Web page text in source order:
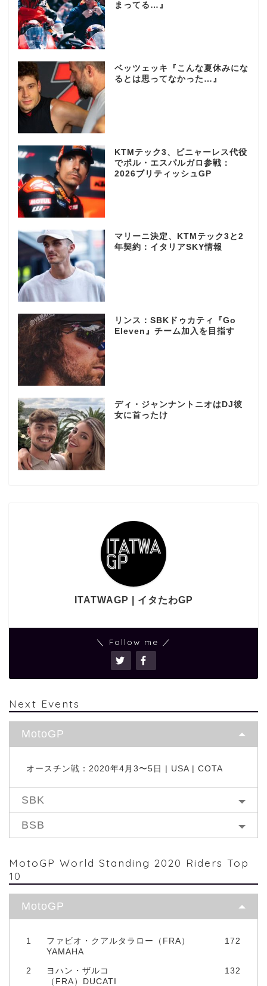
まってる…』
ベッツェッキ『こんな夏休みにな
るとは思ってなかった…』
KTMテック3、ビニャーレス代役
でポル・エスパルガロ参戦：
2026ブリティッシュGP
マリーニ決定、KTMテック3と2
年契約：イタリアSKY情報
リンス：SBKドゥカティ『Go
Eleven』チーム加入を目指す
ディ・ジャンナントニオはDJ彼
女に首ったけ
ITATWAGP | イタたわGP
＼ Follow me ／
Next Events
MotoGP
オースチン戦：2020年4月3〜5日 | USA | COTA
SBK
BSB
MotoGP World Standing 2020 Riders Top
10
MotoGP
1
ファビオ・クアルタラロー（FRA）
YAMAHA
172
2
ヨハン・ザルコ
（FRA）DUCATI
132